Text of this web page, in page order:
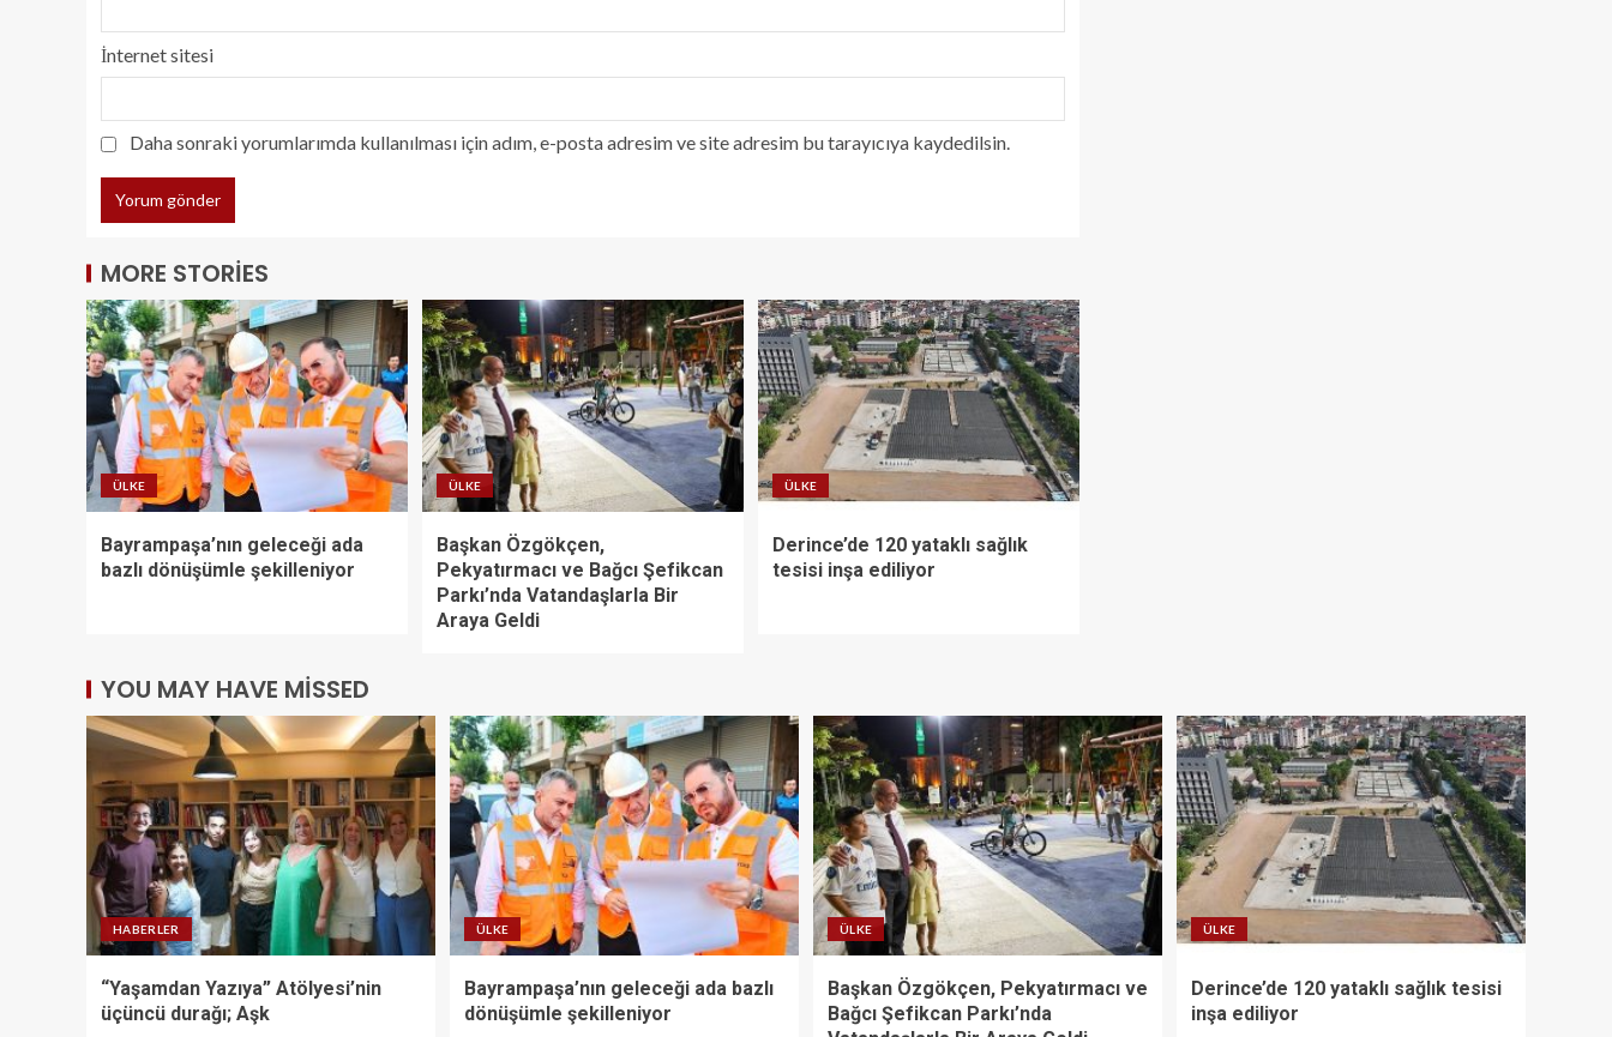
İnternet sitesi
Daha sonraki yorumlarımda kullanılması için adım, e-posta adresim ve site adresim bu tarayıcıya kaydedilsin.
MORE STORIES
ÜLKE
Bayrampaşa’nın geleceği ada
bazlı dönüşümle şekilleniyor
ÜLKE
Başkan Özgökçen,
Pekyatırmacı ve Bağcı Şefikcan
Parkı’nda Vatandaşlarla Bir
Araya Geldi
ÜLKE
Derince’de 120 yataklı sağlık
tesisi inşa ediliyor
YOU MAY HAVE MISSED
HABERLER
“Yaşamdan Yazıya” Atölyesi’nin
üçüncü durağı; Aşk
ÜLKE
Bayrampaşa’nın geleceği ada bazlı
dönüşümle şekilleniyor
ÜLKE
Başkan Özgökçen, Pekyatırmacı ve
Bağcı Şefikcan Parkı’nda
ÜLKE
Derince’de 120 yataklı sağlık tesisi
inşa ediliyor